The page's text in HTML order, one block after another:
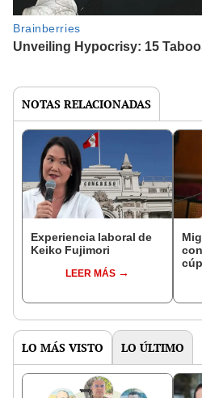
NOTAS RELACIONADAS
Experiencia laboral de
Keiko Fujimori
LEER MÁS
LO MÁS VISTO LO ÚLTIMO